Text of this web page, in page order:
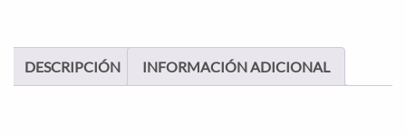
DESCRIPCIÓN INFORMACIÓN ADICIONAL